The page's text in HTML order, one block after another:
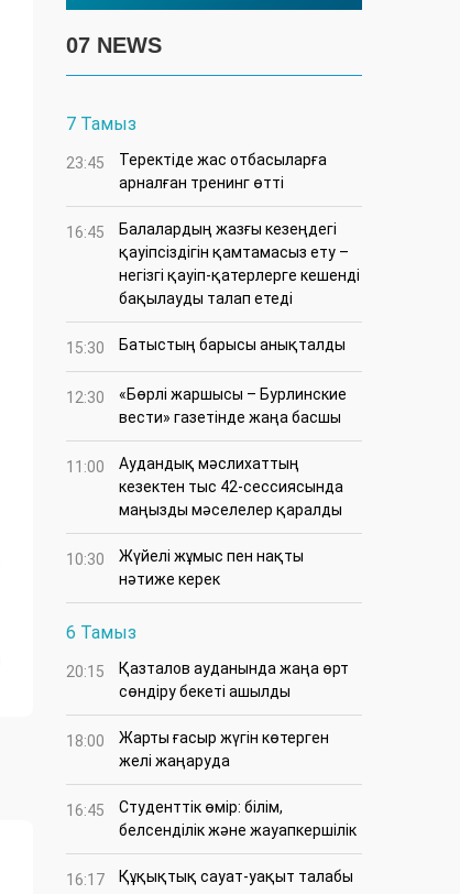
07 NEWS
7 Тамыз
23:45
​Теректіде жас отбасыларға
арналған тренинг өтті
16:45
Балалардың жазғы кезеңдегі
қауіпсіздігін қамтамасыз ету –
негізгі қауіп-қатерлерге кешенді
бақылауды талап етеді
15:30 Батыстың барысы анықталды
12:30
«Бөрлі жаршысы – Бурлинские
вести» газетінде жаңа басшы
11:00
Аудандық мәслихаттың
кезектен тыс 42-сессиясында
маңызды мәселелер қаралды
10:30
Жүйелі жұмыс пен нақты
нәтиже керек
6 Тамыз
20:15
Қазталов ауданында жаңа өрт
сөндіру бекеті ашылды
18:00
Жарты ғасыр жүгін көтерген
желі жаңаруда
16:45
Студенттік өмір: білім,
белсенділік және жауапкершілік
16:17 Құқықтық сауат-уақыт талабы